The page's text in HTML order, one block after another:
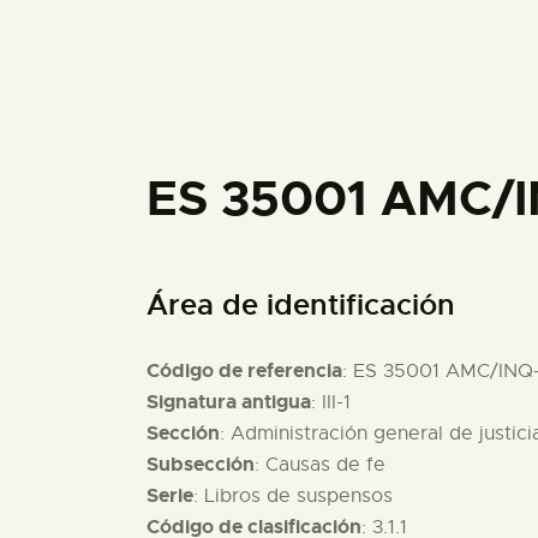
ES 35001
Área de identificación
Código de referencia: ES 35001 AMC/
Signatura antigua: III-1
Sección: Administración general de
Subsección: Causas de fe
Serie: Libros de suspensos
Código de clasificación: 3.1.1